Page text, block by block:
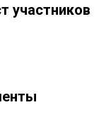
участников